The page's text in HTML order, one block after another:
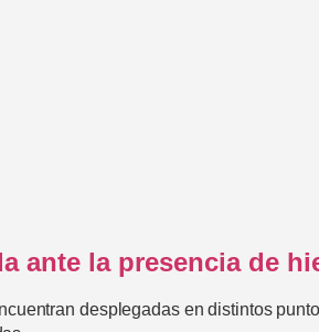
ante la presencia de
desplegadas en distintos